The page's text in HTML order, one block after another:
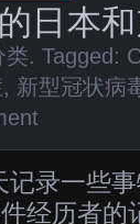
日本
类. Tagged:
, 新型冠状病
记录一些
经历者的